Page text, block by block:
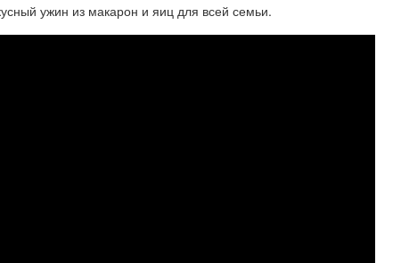
ужин из макарон и яиц для всей семьи.